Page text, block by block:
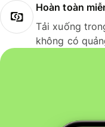
Hoàn toàn
Tải xuống
không có